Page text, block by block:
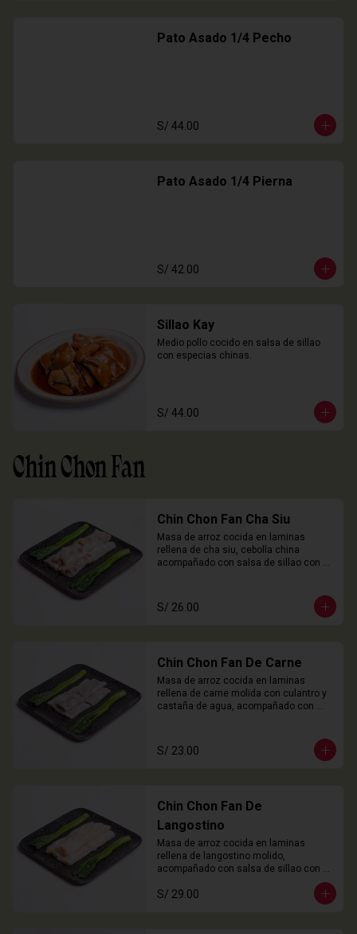
Pato Asado 1/4 Pecho
S/ 44.00
Pato Asado 1/4 Pierna
S/ 42.00
Sillao Kay
Medio pollo cocido en salsa de sillao
con especias chinas.
S/ 44.00
Chin Chon Fan
Chin Chon Fan Cha Siu
Masa de arroz cocida en laminas
rellena de cha siu, cebolla china
acompañado con salsa de sillao con
S/ 26.00
Chin Chon Fan De Carne
Masa de arroz cocida en laminas
rellena de carne molida con culantro y
castaña de agua, acompañado con
3 Unidades
S/ 23.00
Chin Chon Fan De
Langostino
Masa de arroz cocida en laminas
rellena de langostino molido,
acompañado con salsa de sillao con
3 Unidades
S/ 29.00